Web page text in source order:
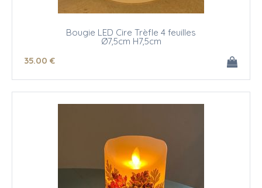
Bougie LED Cire Trèfle 4 feuilles
Ø7,5cm H7,5cm
35.00 €